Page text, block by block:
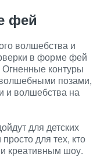
фей
волшебства и
в форме фей
контуры
позами,
и волшебства на
для детских
для тех, кто
креативным шоу.